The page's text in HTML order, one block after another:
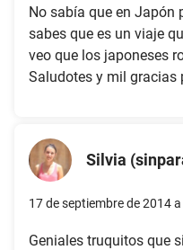
No sabía que en Japón
sabes que es un viaje
veo que los japoneses
Saludotes y mil gracias
Silvia
17 de septiembre de 2014
Geniales truquitos que